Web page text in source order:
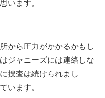
います。
から圧力がかかるかもし
ジャニーズには連絡しな
捜査は続けられまし
います。